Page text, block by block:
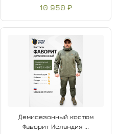
10 950 ₽
Демисезонный костюм
Фаворит Исландия ...